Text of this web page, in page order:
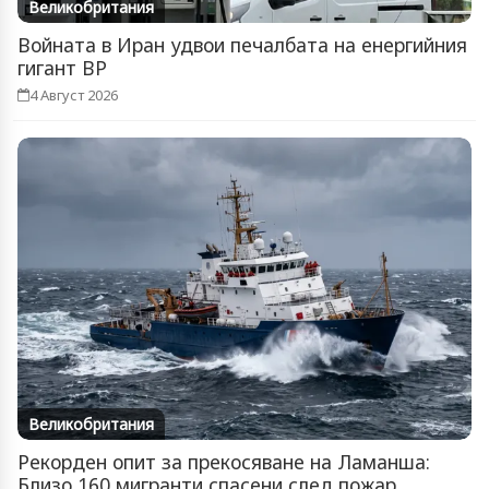
Великобритания
Войната в Иран удвои печалбата на енергийния
гигант BP
4 Август 2026
Великобритания
Рекорден опит за прекосяване на Ламанша: